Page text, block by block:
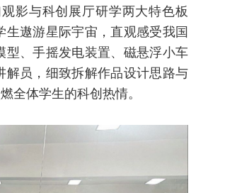
影与科创展厅研学两大特色板
遨游星际宇宙，直观感受我国
、手摇发电装置、磁悬浮小车
员，细致拆解作品设计思路与
全体学生的科创热情。